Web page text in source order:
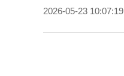
2026-05-23 10:07:19